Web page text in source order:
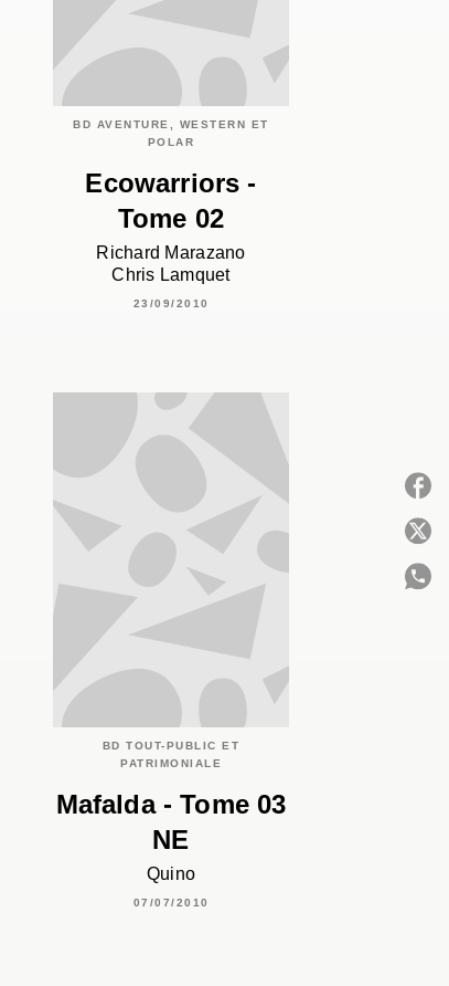
BD AVENTURE, WESTERN ET
POLAR
Ecowarriors -
Tome 02
Richard Marazano
Chris Lamquet
23/09/2010
BD TOUT-PUBLIC ET
PATRIMONIALE
Mafalda - Tome 03
NE
Quino
07/07/2010